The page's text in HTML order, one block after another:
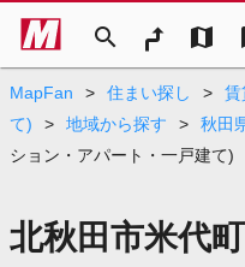
search map
MapFan > 住まい探し >
賃
て)
> 地域から探す > 秋田
ション・アパート・一戸建て)
北秋田市米代